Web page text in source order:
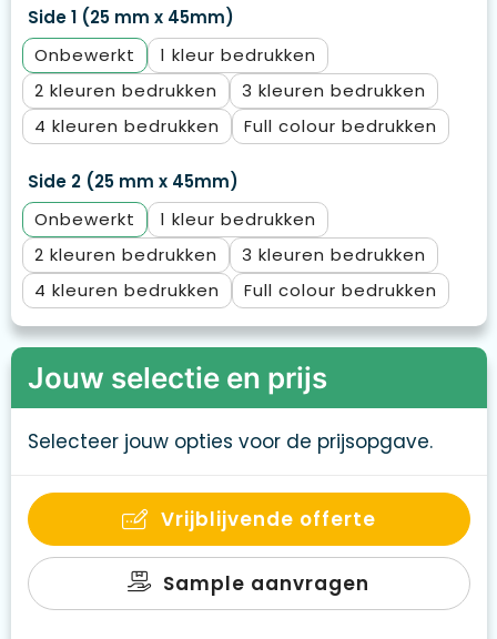
Side 1 (25 mm x 45mm)
Onbewerkt
1
2
3
4
Full colour
Side 2 (25 mm x 45mm)
Onbewerkt
1
2
3
4
Full colour
Jouw selectie en prijs
Selecteer jouw opties voor de prijsopgave.
Vrijblijvende offerte
Sample aanvragen